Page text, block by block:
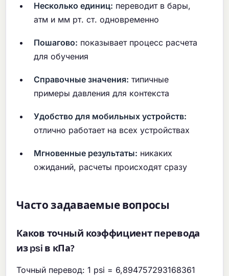
Несколько единиц: переводит в бары,
атм и мм рт. ст. одновременно
Пошагово: показывает процесс расчета
для обучения
Справочные значения: типичные
примеры давления для контекста
Удобство для мобильных устройств:
отлично работает на всех устройствах
Мгновенные результаты: никаких
ожиданий, расчеты происходят сразу
Часто задаваемые вопросы
Каков точный коэффициент перевода
из psi в кПа?
Точный перевод: 1 psi = 6,894757293168361